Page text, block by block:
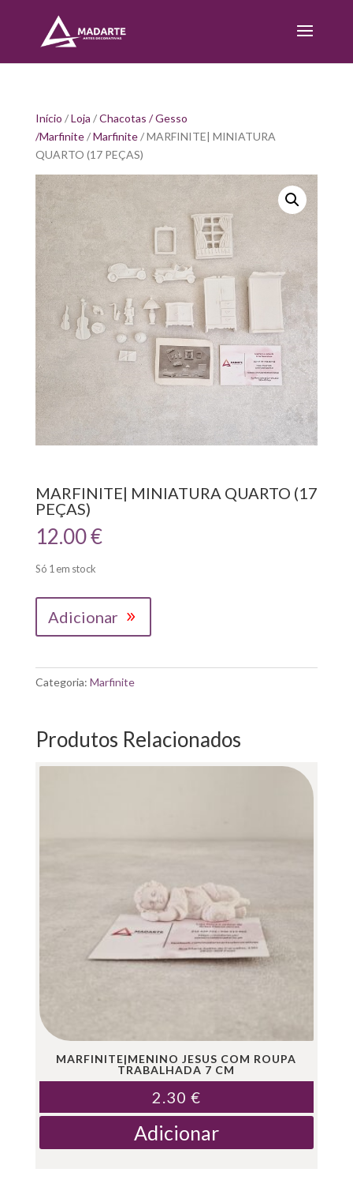
Início /Loja /Chacotas / Gesso
/Marfinite/Marfinite/ MARFINITE| MINIATURA
QUARTO (17 PEÇAS)
MARFINITE| MINIATURA QUARTO (17
PEÇAS)
12.00€
Só 1 em stock
QUARTO
Adicionar
Categoria: Marfinite
Produtos Relacionados
MARFINITE|MENINO JESUS COM ROUPA
TRABALHADA 7 CM
2.30 €
Adicionar